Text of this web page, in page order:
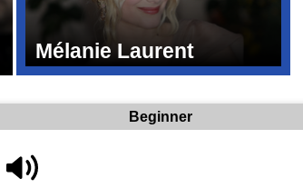
Mélanie Laurent
Beginner